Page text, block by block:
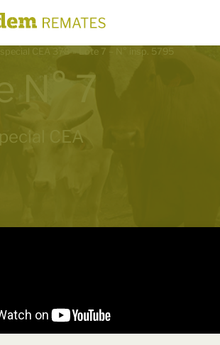
CEA 378»Lote 7 – N° insp. 5795
N° 7
CEA